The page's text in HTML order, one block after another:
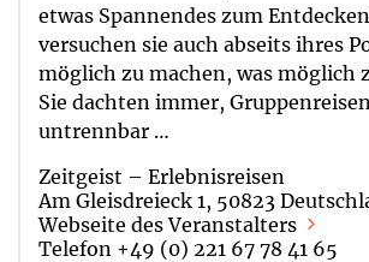
etwas Spannendes zum
versuchen sie auch abseits ihres
möglich zu machen, was möglich
Sie dachten immer,
untrennbar …
Zeitgeist – Erlebnisreisen
Am Gleisdreieck 1, 50823
Webseite des Veranstalters
Telefon +49 (0) 221 67 78 41 65